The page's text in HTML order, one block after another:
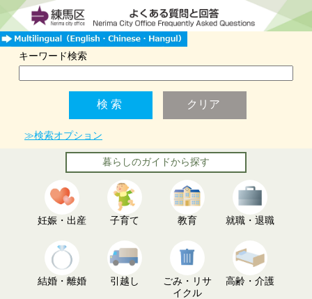
キーワード検索
≫検索オプション
暮らしのガイドから探す
妊娠・出産 子育て 教育 就職・退職
結婚・離婚 引越し
ごみ・リサ
イクル
高齢・介護